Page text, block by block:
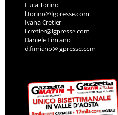
Luca Torino
l.torino@lgpresse.com
Ivana Cretier
i.cretier@lgpresse.com
Daniele Fimiano
d.fimiano@lgpresse.com